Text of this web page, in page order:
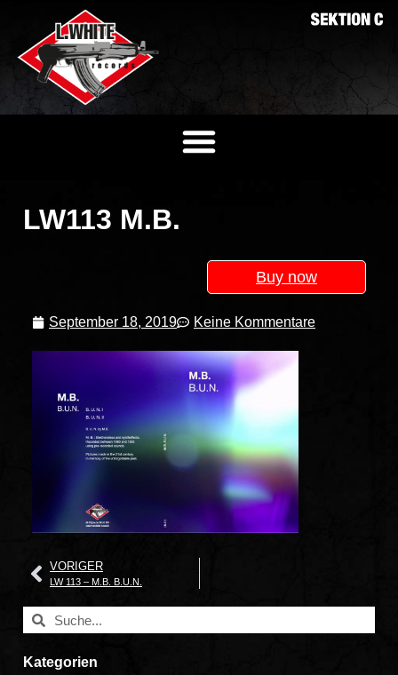
LW113 M.B.
Buy now
September 18, 2019 Keine Kommentare
VORIGER
LW 113 – M.B. B.U.N.
Kategorien